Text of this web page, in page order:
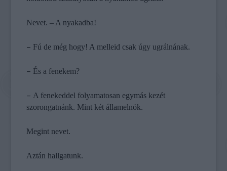
Nevet. – A nyakadba!
– Fú de még hogy! A melleid csak úgy ugrálnának.
– És a fenekem?
–A fenekeddel folyamatosan egymás kezét
szorongatnánk. Mint két államelnök.
Megint nevet.
Aztán hallgatunk.